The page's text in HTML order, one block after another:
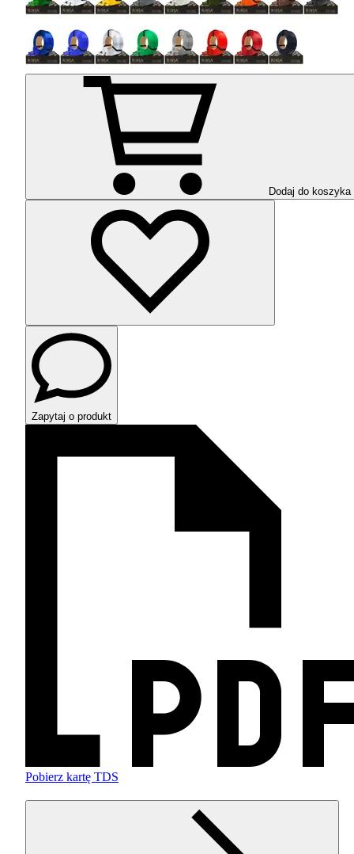
Dodaj do koszyka
Zapytaj o produkt
Pobierz kartę TDS